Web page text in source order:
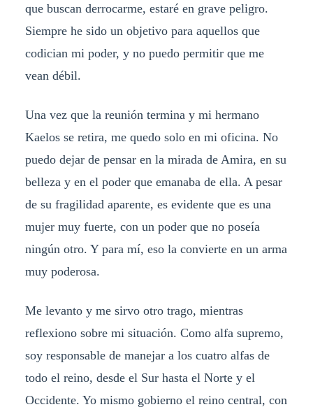
que buscan derrocarme, estaré en grave peligro.
Siempre he sido un objetivo para aquellos que
codician mi poder, y no puedo permitir que me
vean débil.
Una vez que la reunión termina y mi hermano
Kaelos se retira, me quedo solo en mi oficina. No
puedo dejar de pensar en la mirada de Amira, en su
belleza y en el poder que emanaba de ella. A pesar
de su fragilidad aparente, es evidente que es una
mujer muy fuerte, con un poder que no poseía
ningún otro. Y para mí, eso la convierte en un arma
muy poderosa.
Me levanto y me sirvo otro trago, mientras
reflexiono sobre mi situación. Como alfa supremo,
soy responsable de manejar a los cuatro alfas de
todo el reino, desde el Sur hasta el Norte y el
Occidente. Yo mismo gobierno el reino central, con